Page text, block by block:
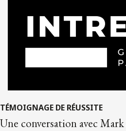
TÉMOIGNAGE DE RÉUSSITE
Une conversation avec